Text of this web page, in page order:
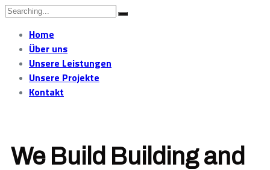
Home
Über uns
Unsere Leistungen
Unsere Projekte
Kontakt
We Build Building and